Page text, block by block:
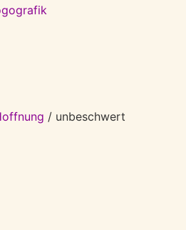
/ unbeschwert